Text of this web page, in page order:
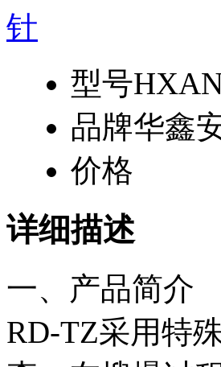
型号
品牌华鑫
价格
详细描述
一、产品简介
RD-TZ采用特